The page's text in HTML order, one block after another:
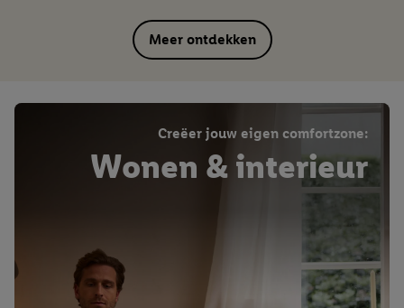
Meer ontdekken
Creëer jouw eigen comfortzone:
Wonen & interieur